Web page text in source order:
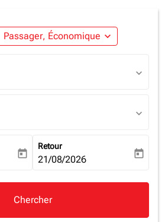
Passager, Économique expand_more
expand_more
expand_more
date-aria-label
today
Retour
fc-booking-return-date-aria-
21/08/2026 today
Chercher